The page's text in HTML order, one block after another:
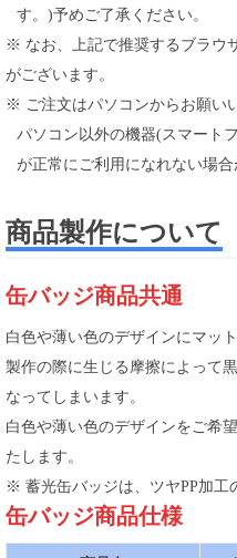
す。)予めご了承ください。
※ なお、上記で推奨するブラウ
がございます。
※ ご注文はパソコンからお願い
パソコン以外の機器(スマート
が正常にご利用になれない場合
商品製作について
缶バッジ商品共通
白色や薄い色のデザインにマッ
製作の際に生じる摩擦によって
なってしまいます。
白色や薄い色のデザインをご希
たします。
※ 蓄光缶バッジは、ツヤPP加工
缶バッジ商品仕様